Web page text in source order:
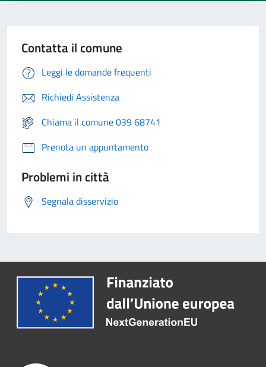
Contatta il comune
Leggi le domande frequenti
Richiedi Assistenza
Chiama il comune 039 68741
Prenota un appuntamento
Problemi in città
Segnala disservizio